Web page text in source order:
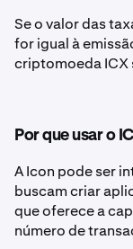
Se o valor das
for igual à
criptomoeda ICX
Por que usar o
A Icon pode ser
buscam criar
que oferece a
número de